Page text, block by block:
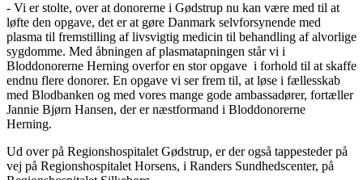
- Vi er stolte, over at donorerne i Gødstrup nu kan være med til at
løfte den opgave, det er at gøre Danmark selvforsynende med
plasma til fremstilling af livsvigtig medicin til behandling af alvorlige
sygdomme. Med åbningen af plasmatapningen står vi i
Bloddonorerne Herning overfor en stor opgave i forhold til at skaffe
endnu flere donorer. En opgave vi ser frem til, at løse i fællesskab
med Blodbanken og med vores mange gode ambassadører, fortæller
Jannie Bjørn Hansen, der er næstformand i Bloddonorerne
Herning.
Ud over på Regionshospitalet Gødstrup, er der også tappesteder på
vej på Regionshospitalet Horsens, i Randers Sundhedscenter, på